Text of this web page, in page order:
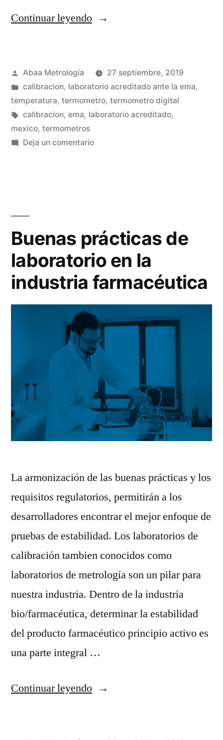
Continuar leyendo“Un
QbD
permite
el
control
robusta
para
la
Publicado
por
Abaa Metrología
27 septiembre, 2019
Publicada
en
calibracion, laboratorio acreditado ante la ema,
temperatura, termometro, termometro digital
Etiquetas:
calibracion, ema, laboratorio acreditado,
mexico, termometros
Deja un comentarioen
desarrollo
de
una
estrategia
robusta
para
la
Buenas prácticas de
laboratorio en la
industria farmacéutica
La armonización de las buenas prácticas y los
requisitos regulatorios, permitirán a los
desarrolladores encontrar el mejor enfoque de
pruebas de estabilidad. Los laboratorios de
calibración tambien conocidos como
laboratorios de metrología son un pilar para
nuestra industria. Dentro de la industria
bio/farmacéutica, determinar la estabilidad
del producto farmacéutico principio activo es
una parte integral …
Continuar leyendo“Buenas